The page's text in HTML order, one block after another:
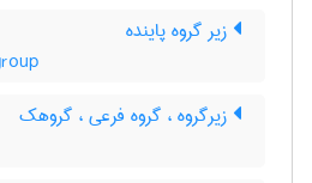
زیر گروه پاینده
زیرگروه ، گروه فرعی ، گروهک